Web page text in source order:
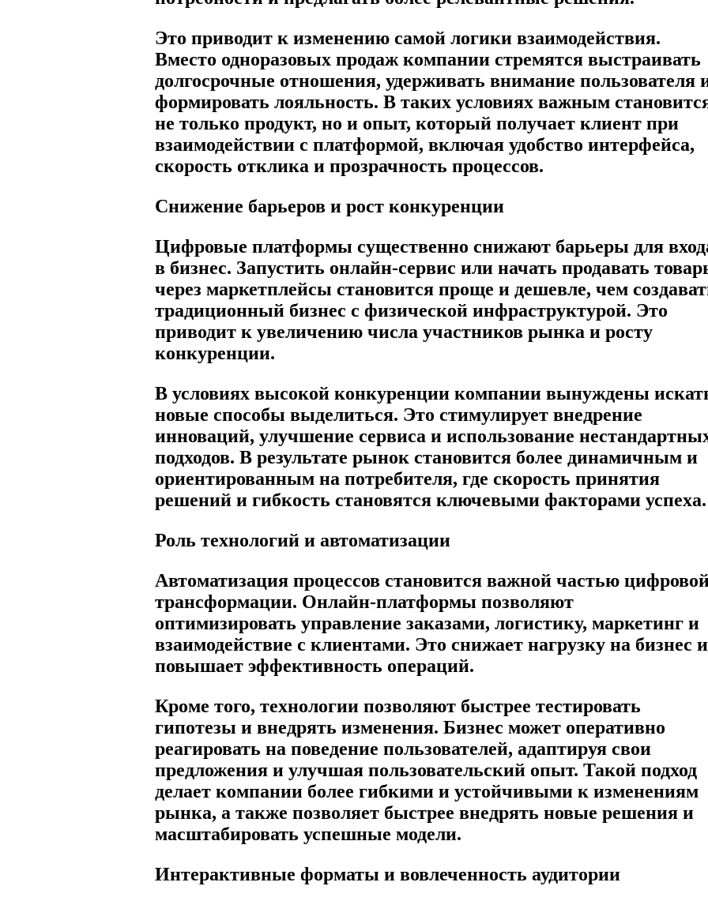
Это приводит к изменению самой логики взаимодействия.
Вместо одноразовых продаж компании стремятся выстраивать
долгосрочные отношения, удерживать внимание пользователя
формировать лояльность. В таких условиях важным
не только продукт, но и опыт, который получает клиент при
взаимодействии с платформой, включая удобство интерфейса,
скорость отклика и прозрачность процессов.
Снижение барьеров и рост конкуренции
Цифровые платформы существенно снижают барьеры для
в бизнес. Запустить онлайн-сервис или начать продавать
через маркетплейсы становится проще и дешевле, чем
традиционный бизнес с физической инфраструктурой. Это
приводит к увеличению числа участников рынка и росту
конкуренции.
В условиях высокой конкуренции компании вынуждены
новые способы выделиться. Это стимулирует внедрение
инноваций, улучшение сервиса и использование
подходов. В результате рынок становится более динамичным и
ориентированным на потребителя, где скорость принятия
решений и гибкость становятся ключевыми факторами успеха.
Роль технологий и автоматизации
Автоматизация процессов становится важной частью
трансформации. Онлайн-платформы позволяют
оптимизировать управление заказами, логистику, маркетинг и
взаимодействие с клиентами. Это снижает нагрузку на бизнес и
повышает эффективность операций.
Кроме того, технологии позволяют быстрее тестировать
гипотезы и внедрять изменения. Бизнес может оперативно
реагировать на поведение пользователей, адаптируя свои
предложения и улучшая пользовательский опыт. Такой подход
делает компании более гибкими и устойчивыми к изменениям
рынка, а также позволяет быстрее внедрять новые решения и
масштабировать успешные модели.
Интерактивные форматы и вовлеченность аудитории